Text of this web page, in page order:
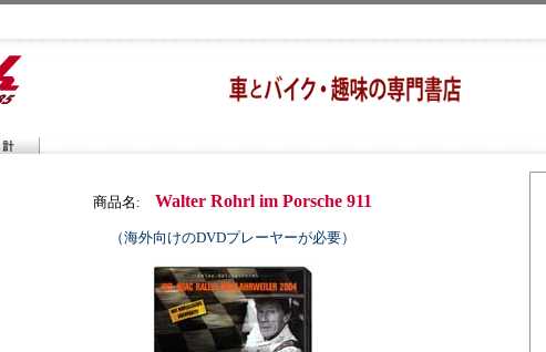
商品名: Walter Rohrl im Porsche 911
（海外向けのDVDプレーヤーが必要）